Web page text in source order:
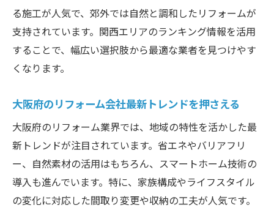
る施工が人気で、郊外では自然と調和したリフォームが
支持されています。関西エリアのランキング情報を活用
することで、幅広い選択肢から最適な業者を見つけやす
くなります。
大阪府のリフォーム会社最新トレンドを押さえる
大阪府のリフォーム業界では、地域の特性を活かした最
新トレンドが注目されています。省エネやバリアフリ
ー、自然素材の活用はもちろん、スマートホーム技術の
導入も進んでいます。特に、家族構成やライフスタイル
の変化に対応した間取り変更や収納の工夫が人気です。